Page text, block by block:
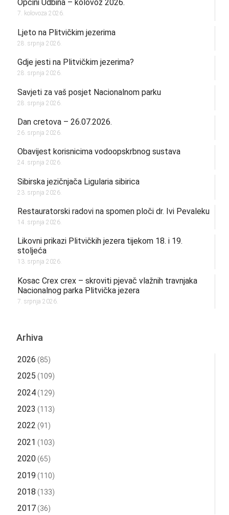
Općini Udbina – kolovoz 2026.
7. kolovoza 2026.
Ljeto na Plitvičkim jezerima
28. srpnja 2026.
Gdje jesti na Plitvičkim jezerima?
28. srpnja 2026.
Savjeti za vaš posjet Nacionalnom parku
28. srpnja 2026.
Dan cretova – 26.07.2026.
26. srpnja 2026.
Obavijest korisnicima vodoopskrbnog sustava
24. srpnja 2026.
Sibirska jezičnjača Ligularia sibirica
23. srpnja 2026.
Restauratorski radovi na spomen ploči dr. Ivi Pevaleku
14. srpnja 2026.
Likovni prikazi Plitvičkih jezera tijekom 18. i 19.
stoljeća
13. srpnja 2026.
Kosac Crex crex – skroviti pjevač vlažnih travnjaka
Nacionalnog parka Plitvička jezera
7. srpnja 2026.
Arhiva
2026 (85)
2025 (109)
2024(129)
2023 (113)
2022 (91)
2021 (103)
2020(65)
2019 (110)
2018 (133)
2017(36)